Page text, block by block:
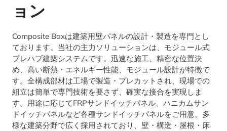
ョン
Composite Boxは建築用壁パネルの設計・製造を専門とし
ております。当社の主力ソリューションは、モジュール式
プレハブ建築システムです。迅速な施工、精密な位置決
め、高い断熱・エネルギー性能、モジュール設計が特徴で
す。全構成部材は工場で製造・プレカットされ、現場での
組立は簡単で専門技術を要さず、確実な接合を実現しま
す。用途に応じてFRPサンドイッチパネル、ハニカムサン
ドイッチパネルなど各種サンドイッチパネルをご用意。多
様な建築分野で広く採用されており、壁・構造・屋根・床